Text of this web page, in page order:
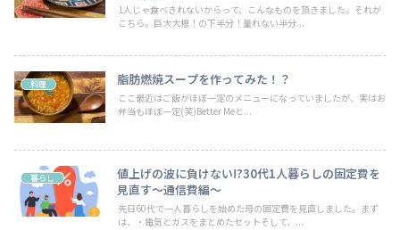
1人じゃ食べきれないからって、こんなものを頂きました。それが
こちら。巨大大根！の下半分！量れない半分...
料理 脂肪燃焼スープを作ってみた！？
ここ最近はご飯がほぼ一定のメニューになっていましたが、実はお
弁当もほぼ一定(笑)Better Meと...
暮らし
値上げの波に負けない!?30代1人暮らしの固定費を
見直す～通信費編～
先日60代で一人暮らしを始めた母の固定費を見直しました。まず
は、・電気とガスをまとめたセットそして、...